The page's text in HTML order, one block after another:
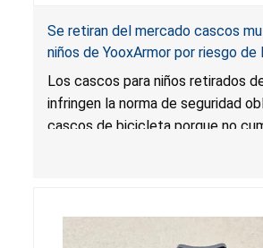
Se retiran del mercado cascos
niños de YooxArmor por riesgo de
muerte por lesión en la cabeza;
norma obligatoria para cascos de
vendidos en Amazon por YooxArmor
Los cascos para niños retirados
infringen la norma de seguridad
cascos de bicicleta porque no
en caso de colisión, lo que
grave de lesión o muerte por